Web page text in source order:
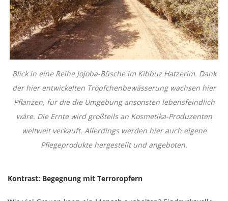
Blick in eine Reihe Jojoba-Büsche im Kibbuz Hatzerim. Dank
der hier entwickelten Tröpfchenbewässerung wachsen hier
Pflanzen, für die die Umgebung ansonsten lebensfeindlich
wäre. Die Ernte wird großteils an Kosmetika-Produzenten
weltweit verkauft. Allerdings werden hier auch eigene
Pflegeprodukte hergestellt und angeboten.
Kontrast: Begegnung mit Terroropfern